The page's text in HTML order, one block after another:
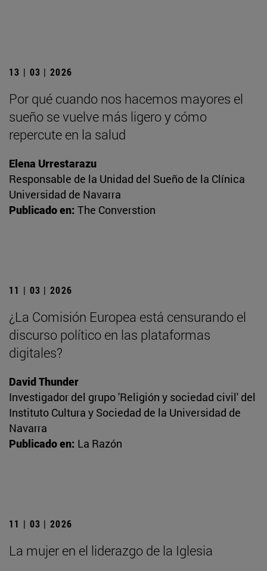
13 | 03 | 2026
Por qué cuando nos hacemos mayores el
sueño se vuelve más ligero y cómo
repercute en la salud
Elena Urrestarazu
Responsable de la Unidad del Sueño de la Clínica
Universidad de Navarra
Publicado en: The Converstion
11 | 03 | 2026
¿La Comisión Europea está censurando el
discurso político en las plataformas
digitales?
David Thunder
Investigador del grupo 'Religión y sociedad civil' del
Instituto Cultura y Sociedad de la Universidad de
Navarra
Publicado en: La Razón
11 | 03 | 2026
La mujer en el liderazgo de la Iglesia